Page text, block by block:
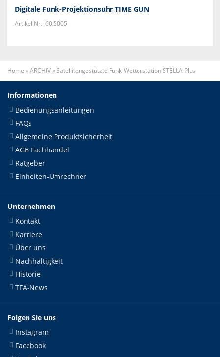
Digitale Funk-Projektionsuhr TIME GUN
Artikel Nr.: 60.5005
Home »ARCHIV»Satellitengestützte Funk-Wetterstation STELLA Plus
Informationen
Bedienungsanleitungen
FAQs
Allgemeine Produktsicherheit
AGB Fachhandel
Ratgeber
Einheiten-Umrechner
Unternehmen
Kontakt
Karriere
Über uns
Nachhaltigkeit
Historie
TFA-News
Folgen Sie uns
Instagram
Facebook